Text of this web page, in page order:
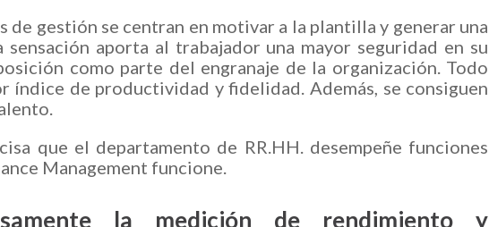
de gestión se centran en motivar a la plantilla y generar una
aporta al trabajador una mayor seguridad en su
como parte del engranaje de la organización. Todo
índice de productividad y fidelidad. Además, se consiguen
que el departamento de RR.HH. desempeñe funciones
Management funcione.
la medición de rendimiento y